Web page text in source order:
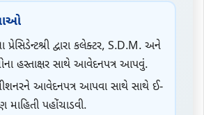
દ્વારા કલેક્ટર, S.D.M. અને
હસ્તાક્ષર સાથે આવેદનપત્ર આપવું.
આવેદનપત્ર આપવા સાથે સાથે ઈ-
માહિતી પહોંચાડવી.